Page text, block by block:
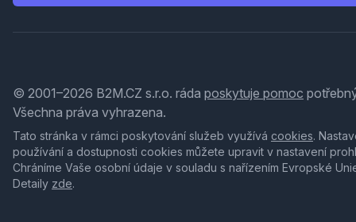
© 2001–2026 B2M.CZ s.r.o. ráda poskytuje pomoc
Všechna práva vyhrazena.
Tato stránka v rámci poskytování služeb využívá cookies.
používání a dostupnosti cookies můžete upravit v nastavení
Chráníme Vaše osobní údaje v souladu s nařízením Evropské
Detaily zde.